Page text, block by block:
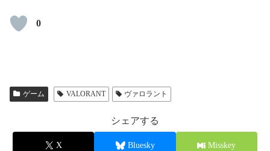
0
ゲーム VALORANT ヴァロラント
シェアする
X Bluesky Misskey